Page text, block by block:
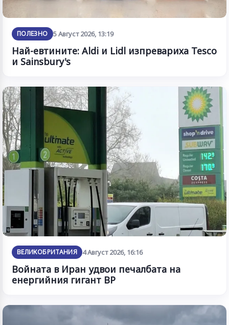
ПОЛЕЗНО 5 Август 2026, 13:19
Най-евтините: Aldi и Lidl изпревариха Tesco
и Sainsbury's
ВЕЛИКОБРИТАНИЯ 4 Август 2026, 16:16
Войната в Иран удвои печалбата на
енергийния гигант BP